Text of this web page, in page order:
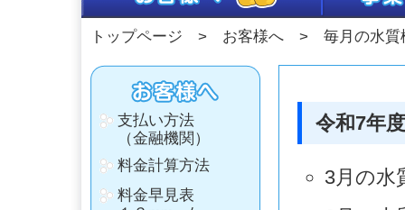
トップページ > お客様へ > 毎月の水質
支払い方法
（金融機関）
料金計算方法
料金早見表